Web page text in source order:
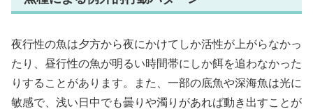
夜行性の魚は夕方から夜にかけてしか活性が上がらなかっ
たり、昼行性の魚が明るい時間帯にしか餌を追わなかった
りすることがあります。また、一部の底魚や深海魚は光に
敏感で、浅い日中でも曇りや濁りがあれば動き出すことが